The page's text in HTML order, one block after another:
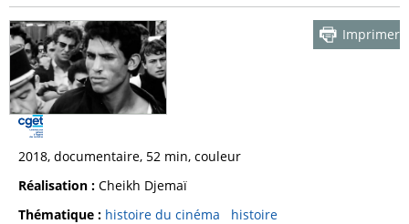
Imprimer
2018, documentaire, 52 min, couleur
Réalisation : Cheikh Djemaï
Thématique : histoire du cinéma
histoire